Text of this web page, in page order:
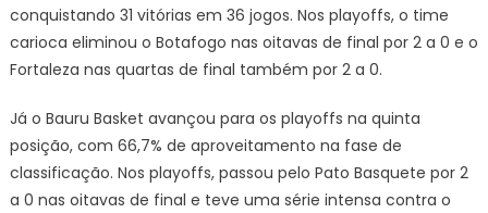
conquistando 31 vitórias em 36 jogos. Nos playoffs, o time
carioca eliminou o Botafogo nas oitavas de final por 2 a 0 e o
Fortaleza nas quartas de final também por 2 a 0.
Já o Bauru Basket avançou para os playoffs na quinta
posição, com 66,7% de aproveitamento na fase de
classificação. Nos playoffs, passou pelo Pato Basquete por 2
a 0 nas oitavas de final e teve uma série intensa contra o